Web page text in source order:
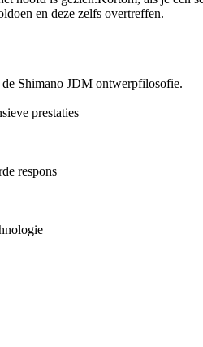
en deze zelfs overtreffen.
Shimano JDM ontwerpfilosofie.
prestaties
respons